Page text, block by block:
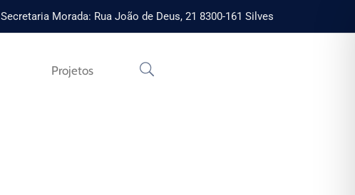
Secretaria Morada: Rua João de Deus, 21 8300-161 Silves
Projetos